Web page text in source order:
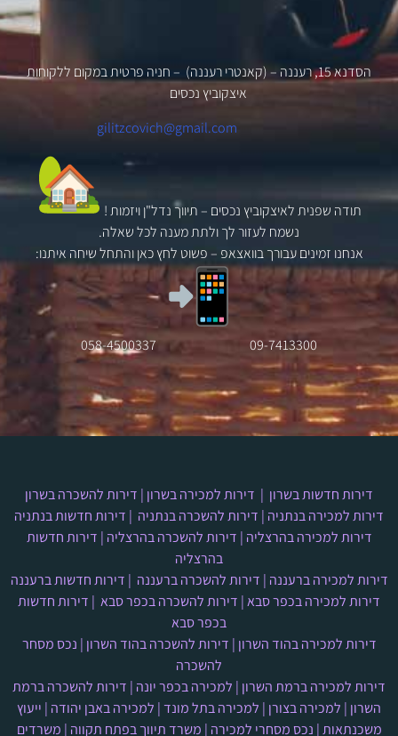
הסדנא 15, רעננה – (קאנטרי רעננה) – חניה פרטית במקום ללקוחות
איצקוביץ נכסים
gilitzcovich@gmail.com
תודה שפנית לאיצקוביץ נכסים –תיווך נדל"ןויזמות !
נשמח לעזור לך ולתת מענה לכל שאלה.
אנחנו זמינים עבורך בוואצאפ – פשוט לחץ כאן והתחל שיחה איתנו:
09-7413300
058
-4500337
דירות חדשות בשרון | דירות למכירה בשרון | דירות להשכרה בשרון
דירות למכירה בנתניה | דירות להשכרה בנתניה | דירות חדשות בנתניה
דירות למכירה בהרצליה | דירות להשכרה בהרצליה | דירות חדשות
בהרצליה
דירות למכירה ברעננה | דירות להשכרה ברעננה | דירות חדשות ברעננה
דירות למכירה בכפר סבא| דירות להשכרה בכפר סבא | דירות חדשות
בכפר סבא
דירות למכירה בהוד השרון | דירות להשכרה בהוד השרון | נכס מסחר
להשכרה
דירות למכירה ברמת השרון | למכירה בכפר יונה | דירות להשכרה ברמת
השרון | למכירה בצורן | למכירה בתל מונד| למכירה באבן יהודה | ייעוץ
משכנתאות| נכס מסחרי למכירה | משרד תיווך בפתח תקווה | משרדים